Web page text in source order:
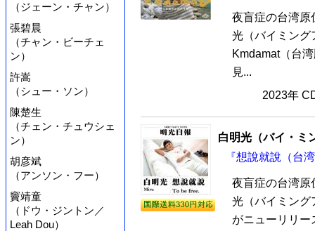
（ジェーン・チャン）
張碧晨
（チャン・ビーチェ
ン）
許嵩
（シュー・ソン）
陳楚生
（チェン・チュウシェ
ン）
胡彦斌
（アンソン・フー）
竇靖童
（ドウ・ジントン／
Leah Dou）
夜盲症の台湾原
光（バイミング
Kmdamat（台
見...
2023年
白明光（バイ・ミ
『想說就說（台
夜盲症の台湾原
光（バイミング
がニューリリー